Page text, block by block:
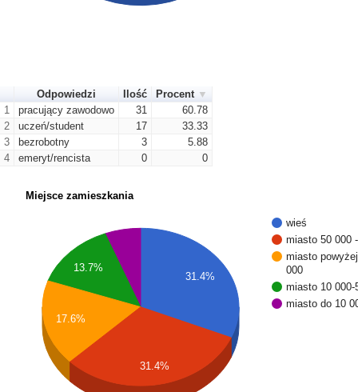
Odpowiedzi Ilość
Procent
1
pracujący zawodowo 31
60.78
2
uczeń/student 17
33.33
3
bezrobotny 3
5.88
4
emeryt/rencista 0 0
Miejsce zamieszkania
wieś
miasto 50 000
miasto
000
miasto 10 000-
miasto do 10
31.4%
13.7%
17.6%
31.4%